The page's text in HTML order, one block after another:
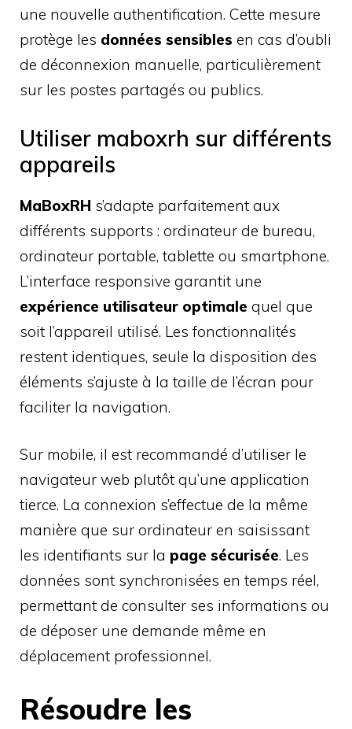
une nouvelle authentification. Cette mesure
protège les données sensibles en cas d’oubli
de déconnexion manuelle, particulièrement
sur les postes partagés ou publics.
Utiliser maboxrh sur différents
appareils
MaBoxRH s’adapte parfaitement aux
différents supports : ordinateur de bureau,
ordinateur portable, tablette ou smartphone.
L’interface responsive garantit une
expérience utilisateur optimale quel que
soit l’appareil utilisé. Les fonctionnalités
restent identiques, seule la disposition des
éléments s’ajuste à la taille de l’écran pour
faciliter la navigation.
Sur mobile, il est recommandé d’utiliser le
navigateur web plutôt qu’une application
tierce. La connexion s’effectue de la même
manière que sur ordinateur en saisissant
les identifiants sur la page sécurisée. Les
données sont synchronisées en temps réel,
permettant de consulter ses informations ou
de déposer une demande même en
déplacement professionnel.
Résoudre les